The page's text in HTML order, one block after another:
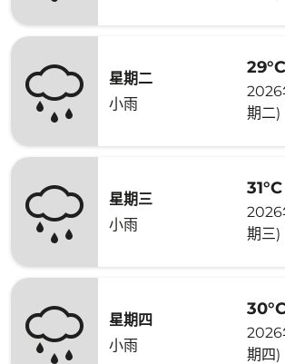
星期二
小雨
29°C
2026
期二)
星期三
小雨
31°C
2026
期三)
星期四
小雨
2026
期四)